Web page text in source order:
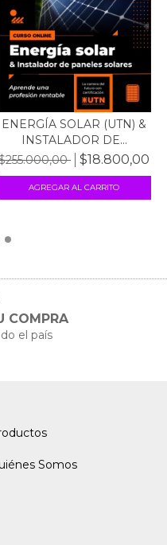
ENERGÍA SOLAR (UTN) &
INSTALADOR DE...
$18.800,00
COMPRA
el país
Somos